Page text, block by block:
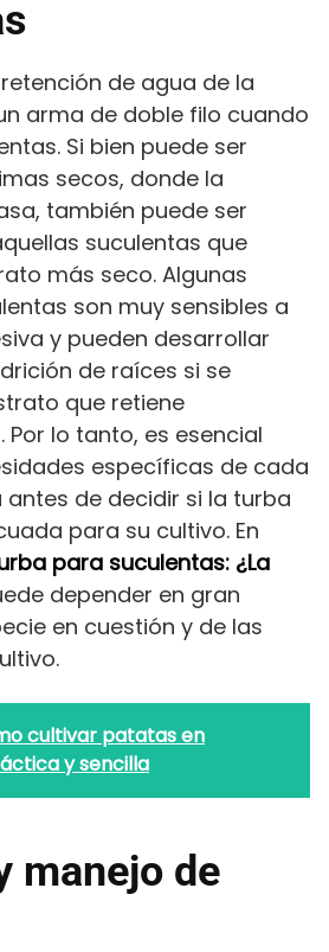
de agua de la
arma de doble filo cuando
Si bien puede ser
secos, donde la
también puede ser
suculentas que
más seco. Algunas
son muy sensibles a
y pueden desarrollar
de raíces si se
que retiene
lo tanto, es esencial
específicas de cada
de decidir si la turba
para su cultivo. En
para suculentas: ¿La
depender en gran
en cuestión y de las
cultivar patatas en
y sencilla
manejo de